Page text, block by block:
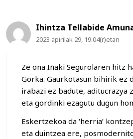
Ihintza Tellabide
2023 apirilak 29, 19:04(r)etan
Ze ona Iñaki Segurolaren hitz
Gorka. Gaurkotasun bihirik ez
irabazi ez badute, aditucrazya
eta gordinki ezagutu dugun
Eskertzekoa da ‘herria’
eta duintzea ere,